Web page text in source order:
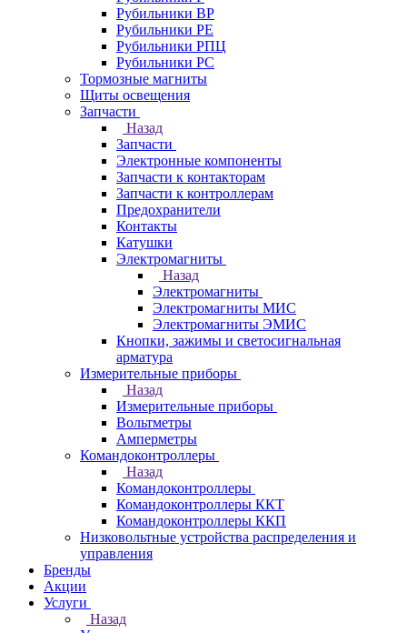
Рубильники ВР
Рубильники РЕ
Рубильники РПЦ
Рубильники РС
Тормозные магниты
Щиты освещения
Запчасти
Назад
Запчасти
Электронные компоненты
Запчасти к контакторам
Запчасти к контроллерам
Предохранители
Контакты
Катушки
Электромагниты
Назад
Электромагниты
Электромагниты МИС
Электромагниты ЭМИС
Кнопки, зажимы и светосигнальная
арматура
Измерительные приборы
Назад
Измерительные приборы
Вольтметры
Амперметры
Командоконтроллеры
Назад
Командоконтроллеры
Командоконтроллеры ККТ
Командоконтроллеры ККП
Низковольтные устройства распределения и
управления
Бренды
Акции
Услуги
Назад